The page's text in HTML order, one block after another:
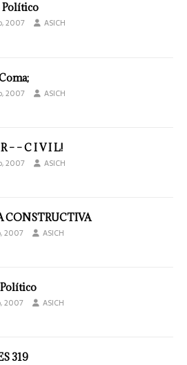
Político
2007 ASICH
2007 ASICH
– – C I V I L!
2007 ASICH
CONSTRUCTIVA
2007 ASICH
2007 ASICH
319